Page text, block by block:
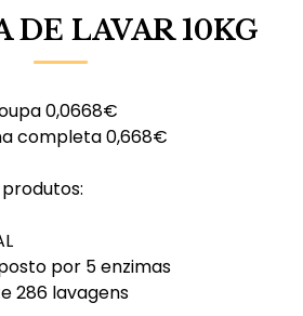
LAVAR 10KG
0,0668€
completa 0,668€
por 5 enzimas
286 lavagens